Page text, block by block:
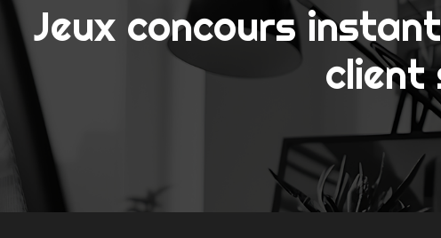
Jeux concours
client